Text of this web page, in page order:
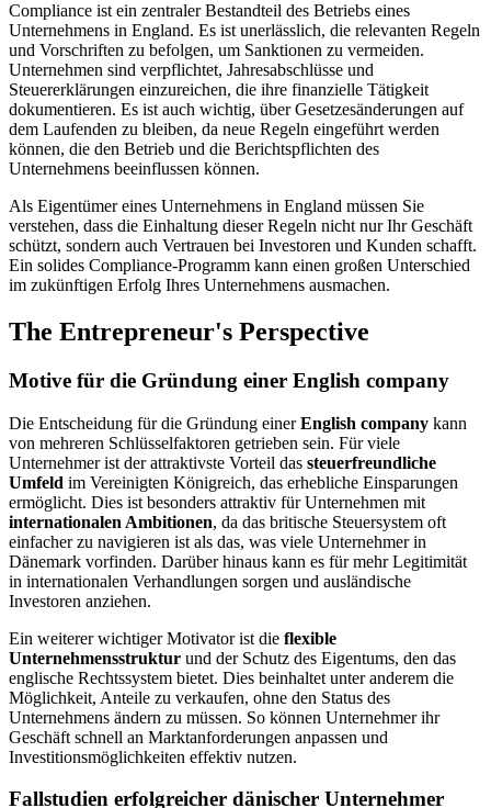
Compliance ist ein zentraler Bestandteil des Betriebs eines
Unternehmens in England. Es ist unerlässlich, die relevanten Regeln
und Vorschriften zu befolgen, um Sanktionen zu vermeiden.
Unternehmen sind verpflichtet, Jahresabschlüsse und
Steuererklärungen einzureichen, die ihre finanzielle Tätigkeit
dokumentieren. Es ist auch wichtig, über Gesetzesänderungen auf
dem Laufenden zu bleiben, da neue Regeln eingeführt werden
können, die den Betrieb und die Berichtspflichten des
Unternehmens beeinflussen können.
Als Eigentümer eines Unternehmens in England müssen Sie
verstehen, dass die Einhaltung dieser Regeln nicht nur Ihr Geschäft
schützt, sondern auch Vertrauen bei Investoren und Kunden schafft.
Ein solides Compliance-Programm kann einen großen Unterschied
im zukünftigen Erfolg Ihres Unternehmens ausmachen.
The Entrepreneur's Perspective
Motive für die Gründung einer English company
Die Entscheidung für die Gründung einerEnglish company kann
von mehreren Schlüsselfaktoren getrieben sein. Für viele
Unternehmer ist der attraktivste Vorteil das steuerfreundliche
Umfeld im Vereinigten Königreich, das erhebliche Einsparungen
ermöglicht. Dies ist besonders attraktiv für Unternehmen mit
internationalen Ambitionen, da das britische Steuersystem oft
einfacher zu navigieren ist als das, was viele Unternehmer in
Dänemark vorfinden. Darüber hinaus kann es für mehr Legitimität
in internationalen Verhandlungen sorgen und ausländische
Investoren anziehen.
Ein weiterer wichtiger Motivator ist die flexible
Unternehmensstruktur und der Schutz des Eigentums, den das
englische Rechtssystem bietet. Dies beinhaltet unter anderem die
Möglichkeit, Anteile zu verkaufen, ohne den Status des
Unternehmens ändern zu müssen. So können Unternehmer ihr
Geschäft schnell an Marktanforderungen anpassen und
Investitionsmöglichkeiten effektiv nutzen.
Fallstudien erfolgreicher dänischer Unternehmer